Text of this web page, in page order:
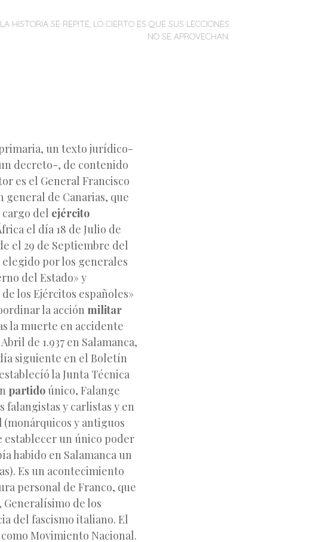
HISTORIA SE REPITE, LO CIERTO ES QUE SUS LECCIONES
NO SE APROVECHAN.
un texto jurídico-
decreto-, de contenido
es el General Francisco
general de Canarias, que
cargo del ejército
el día 18 de Julio de
el 29 de Septiembre del
por los generales
del Estado» y
los Ejércitos españoles»
la acción militar
la muerte en accidente
de 1.937 en Salamanca,
siguiente en el Boletín
la Junta Técnica
partido único, Falange
falangistas y carlistas y en
(monárquicos y antiguos
establecer un único poder
habido en Salamanca un
Es un acontecimiento
personal de Franco, que
Generalísimo de los
del fascismo italiano. El
Movimiento Nacional.